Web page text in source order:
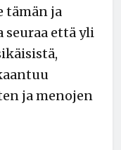
tämän ja
että yli
ja menojen